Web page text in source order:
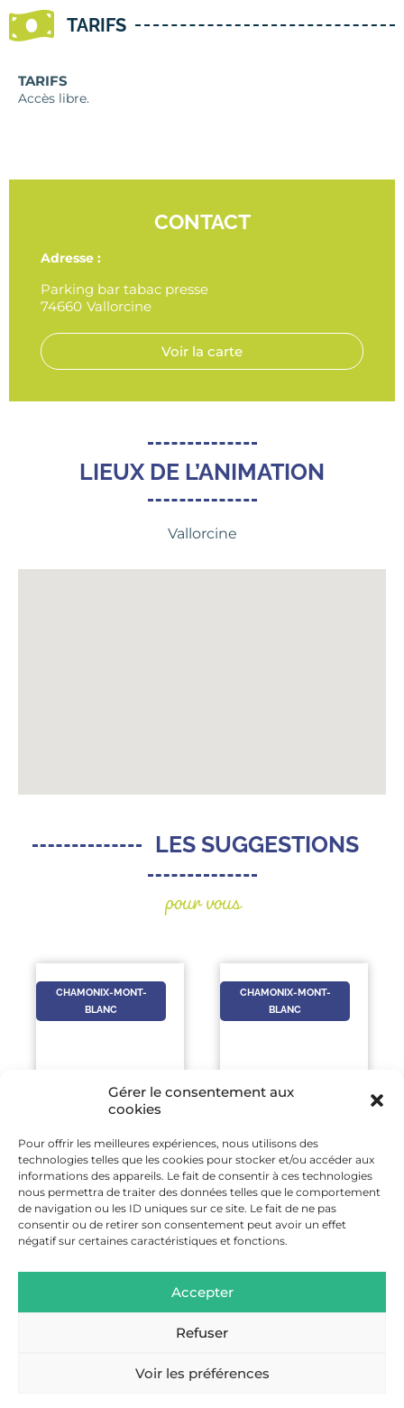
Gérer le consentement aux
cookies
Pour offrir les meilleures expériences, nous utilisons des
technologies telles que les cookies pour stocker et/ou accéder aux
informations des appareils. Le fait de consentir à ces technologies
nous permettra de traiter des données telles que le comportement
de navigation ou les ID uniques sur ce site. Le fait de ne pas
consentir ou de retirer son consentement peut avoir un effet
négatif sur certaines caractéristiques et fonctions.
Accepter
Refuser
Voir les préférences
CONTACT
Adresse :
Parking bar tabac presse
74660 Vallorcine
Voir la carte
TARIFS
TARIFS
Accès libre.
LIEUX DE L’ANIMATION
Vallorcine
LES SUGGESTIONS
pour vous
CHAMONIX-MONT-
BLANC
5 SEP - 5 SEP
FORUM DES
ASSOCIATIONS DE
CHAMONIX-MONT-
BLANC
CHAMONIX-MONT-
BLANC
5 SEP - 5 SEP
DEMONSTRATION
DE L’EQUIPE DE
GYMNASTIQUE DE
LA BRIGADE DES
SAPEURS-
PLUS